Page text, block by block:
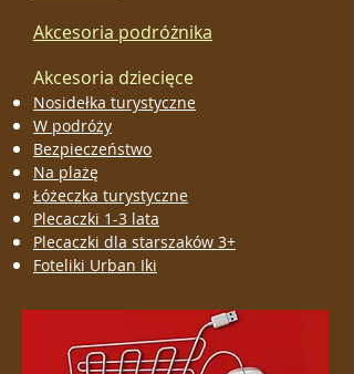
Akcesoria podróżnika
Akcesoria dziecięce
Nosidełka turystyczne
W podróży
Bezpieczeństwo
Na plażę
Łóżeczka turystyczne
Plecaczki 1-3 lata
Plecaczki dla starszaków 3+
Foteliki Urban Iki